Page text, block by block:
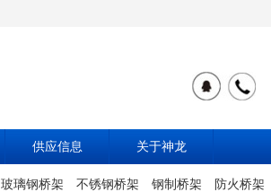
供应信息 关于神龙
玻璃钢桥架 不锈钢桥架 钢制桥架 防火桥架